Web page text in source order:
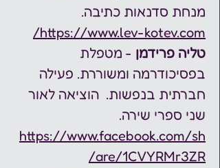
מנחת סדנאות כתיבה.
https://www.lev-kotev.com/
טליה פרידמן - מטפלת
בפסיכודרמה ומשוררת. פעילה
חברתית בנפשות.  הוציאה לאור
שני ספרי שירה.
https://www.facebook.com/sh
are/1CVYRMr3ZR/